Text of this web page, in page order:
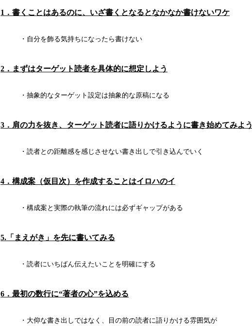
1．書くことはあるのに、いざ書くとなるとなかなか書けないワケ
・自分を飾る気持ちになったら書けない
2．まずはターゲット読者を具体的に想定しよう
・抽象的なターゲット設定は抽象的な原稿になる
3．肩の力を抜き、ターゲット読者に語りかけるように書き始めてみよう
・読者との距離感を感じさせない書き出しで引き込んでいく
4．構成案（仮目次）を作成することはイロハのイ
・構成案と実際の執筆の流れには必ずギャップがある
5.「まえがき」を先に書いてみる
・読者にいちばん伝えたいことを明確にする
6．最初の数行に“著者の心”を込める
・大仰な書き出しではなく、目の前の読者に語りかける雰囲気が